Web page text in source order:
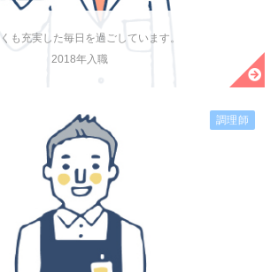
も充実した毎日を過ごしています。
2018年入職
調理師